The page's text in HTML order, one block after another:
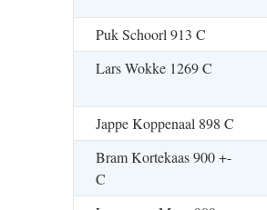
Puk Schoorl 913 C
Lars Wokke 1269 C
Jappe Koppenaal 898 C
Bram Kortekaas 900 +-
C